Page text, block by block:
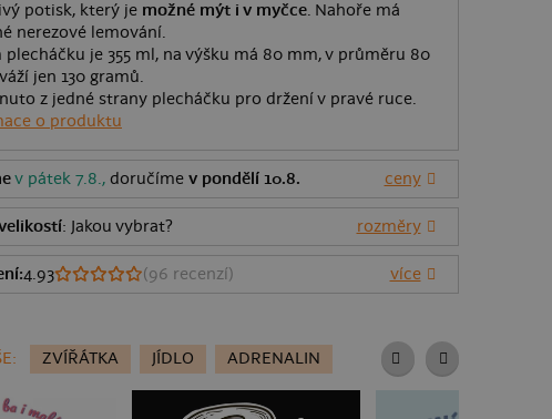
potisk, který je možné mýt i v myčce. Nahoře má
nerezové lemování.
plecháčku je 355 ml, na výšku má 80 mm, v průměru 80
jen 130 gramů.
z jedné strany plecháčku pro držení v pravé ruce.
o produktu
v pátek 7.8., doručíme v pondělí 10.8. ceny
velikostí: Jakou vybrat? rozměry
4.93 (96 recenzí) více
ZVÍŘÁTKA JÍDLO ADRENALIN